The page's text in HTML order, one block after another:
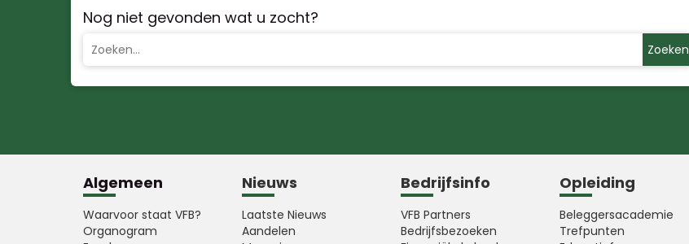
Nog niet gevonden wat u zocht?
Zoeken
Algemeen
Waarvoor staat VFB?
Organogram
Nieuws
Laatste Nieuws
Aandelen
Bedrijfsinfo
VFB Partners
Bedrijfsbezoeken
Opleiding
Beleggersacademie
Trefpunten